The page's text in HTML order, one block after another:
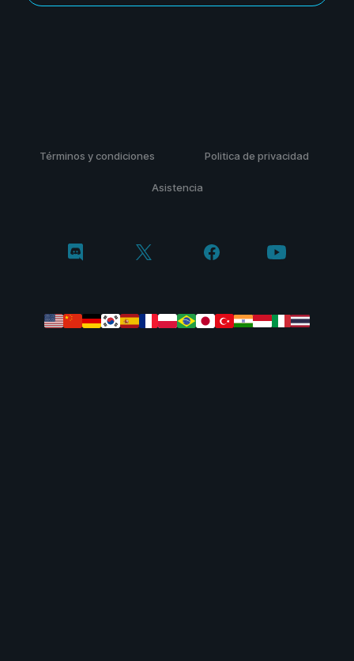
Términos y condiciones Politica de privacidad
Asistencia